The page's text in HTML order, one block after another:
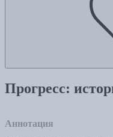
Прогресс:
Аннотация